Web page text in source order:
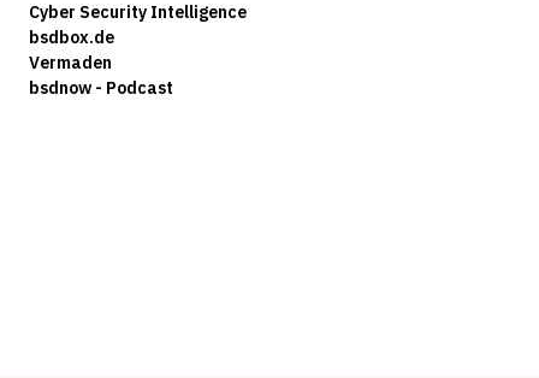
Cyber Security Intelligence
bsdbox.de
Vermaden
bsdnow - Podcast